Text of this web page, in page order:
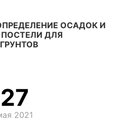
ОСАДОК И
ДЛЯ
27
2021